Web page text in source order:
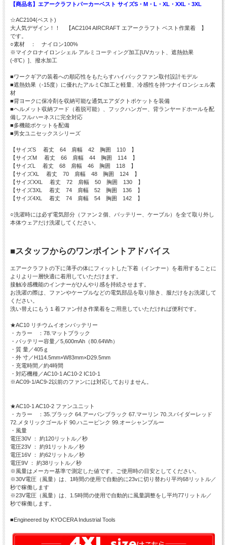
【商品名】エアークラフトパーカーベスト サイズS・M・L・XL・XXL・3XL
☆AC2104(ベスト)
大人気デザイン！！ 【AC2104 AIRCRAFT エアークラフト ベスト作業着 】
です。
○素材 ： ナイロン100%
※マイクロナイロンシェル アルミコーティング加工[UVカット、遮熱効果
(-8℃）]、撥水加工
■ワークギアの装着への順応性をもたらすハイバックファン取付設計モデル
■遮熱効果（-15度）に優れたアルミC加工と軽量、冷感性を持つナイロンシェル素
材
■背ヨークに保冷剤を収納可能な通気エアダクトポケットを装備
■ヘルメット収納フード（着脱可能）、フックハンガー、背ランヤードホールを配
備しフルハーネスに完全対応
■多機能ポケットを配備
■男女ユニセックスシリーズ
【サイズS 着丈 64 肩幅 42 胸囲 110 】
【サイズM 着丈 66 肩幅 44 胸囲 114 】
【サイズL 着丈 68 肩幅 46 胸囲 118 】
【サイズXL 着丈 70 肩幅 48 胸囲 124 】
【サイズXXL 着丈 72 肩幅 50 胸囲 130 】
【サイズ3XL 着丈 74 肩幅 52 胸囲 136 】
【サイズ4XL 着丈 74 肩幅 54 胸囲 142 】
○洗濯時には必ず電気部分（ファン２個、バッテリー、ケーブル）を全て取り外し
本体ウェアだけ洗濯してください。
■スタッフからのワンポイントアドバイス
エアークラフトの下に薄手の体にフィットした下着（インナー）を着用することに
よりより一層快適に着用していただけます。
接触冷感機能のインナーがひんやり感を持続させます。
お洗濯の際は、ファンやケーブルなどの電気部品を取り除き、服だけをお洗濯して
ください。
洗い替えにもう１着ファン付き作業着をご用意していただければ便利です。
★AC10 リチウムイオンバッテリー
・カラー ：78.マットブラック
・バッテリー容量／5,600mAh（80.64Wh）
・質 量／405ｇ
・外 寸／H114.5mm×W83mm×D29.5mm
・充電時間／約4時間
・対応機種／AC10-1 AC10-2 IC10-1
※AC09-1/AC9-2以前のファンには対応しておりません。
★AC10-1 AC10-2 ファンユニット
・カラー ：35.ブラック 64.アーバンブラック 67.マーリン 70.スパイダーレッド
72.メタリックゴールド 90.ハニーピンク 99.オーシャンブルー
・風量
電圧30V ： 約120リットル／秒
電圧23V ： 約91リットル／秒
電圧16V ： 約62リットル／秒
電圧9V ： 約38リットル／秒
※風量はメーカー基準で測定した値です。ご使用時の目安としてください。
※30V電圧（風量）は、1時間の使用で自動的に23vに切り替わり平均68リットル／
秒で稼働します
※23V電圧（風量）は、1.5時間の使用で自動的に風量調整をし平均77リットル／
秒で稼働します。
■Engineered by KYOCERA Industrial Tools